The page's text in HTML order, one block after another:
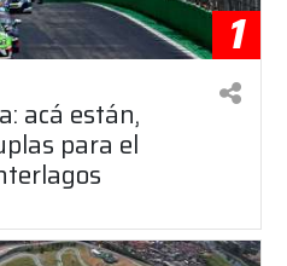
1
acá están,
para el